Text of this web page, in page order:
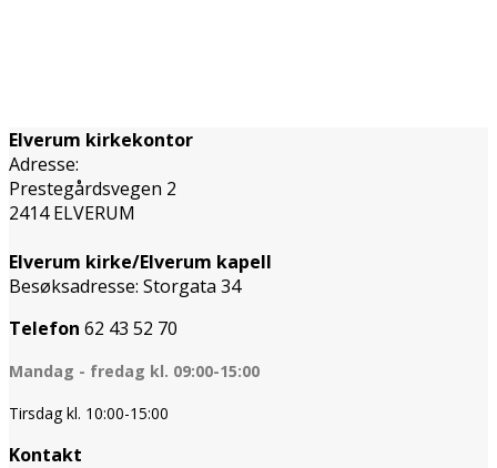
Elverum kirkekontor
Adresse:
Prestegårdsvegen 2
2414 ELVERUM
Elverum kirke/Elverum kapell
Besøksadresse: Storgata 34
Telefon 62 43 52 70
Mandag - fredag kl. 09:00-15:00
Tirsdag kl. 10:00-15:00
Kontakt